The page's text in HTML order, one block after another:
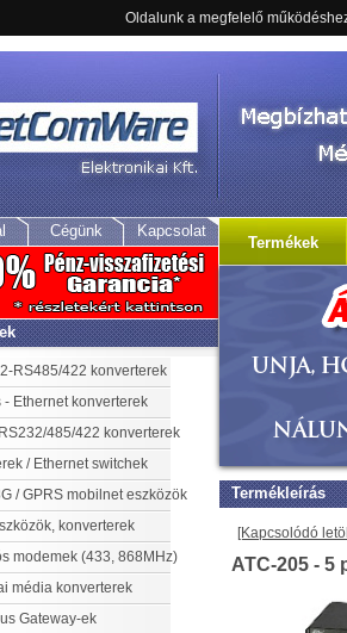
Oldalunk a megfelelő
ATC-205 - 5
Cégünk Kapcsolat
RS485/422 konverterek
- Ethernet konverterek
485/422 konverterek
/ Ethernet switchek
/ GPRS mobilnet eszközök
konverterek
modemek (433, 868MHz)
média konverterek
Gateway-ek
Termékek
Termékleírás
[Kapcsolódó
ATC-205 - 5